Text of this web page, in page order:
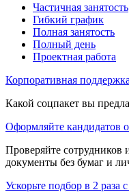
Частичная занятость
Гибкий график
Полная занятость
Полный день
Проектная работа
Корпоративная
Какой соцпакет вы
Оформляйте кандидатов
Проверяйте сотрудников
документы без бумаг и
Ускорьте подбор в 2 раза